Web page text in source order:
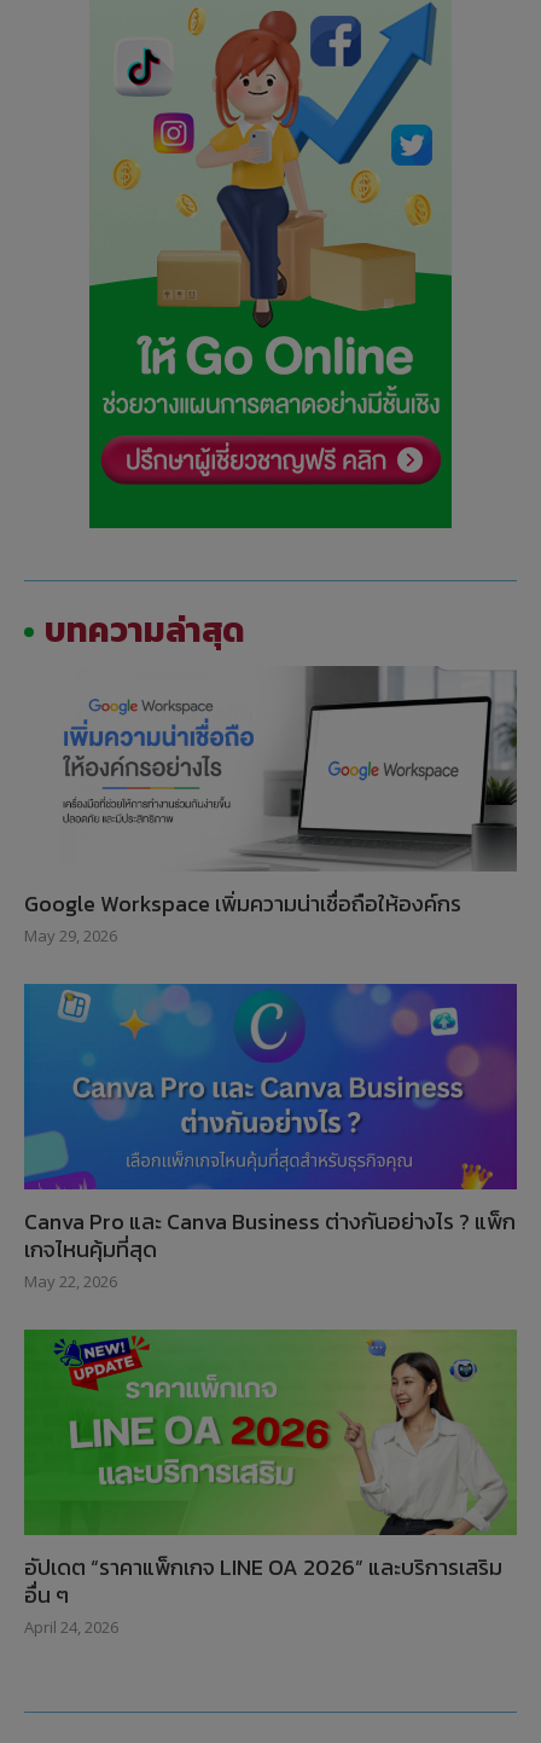
บทความล่าสุด
Google Workspace เพิ่มความน่าเชื่อถือให้องค์กร
May 29, 2026
Canva Pro และ Canva Business ต่างกันอย่างไร ? แพ็ก
เกจไหนคุ้มที่สุด
May 22, 2026
อัปเดต “ราคาแพ็กเกจ LINE OA 2026” และบริการเสริม
อื่น ๆ
April 24, 2026